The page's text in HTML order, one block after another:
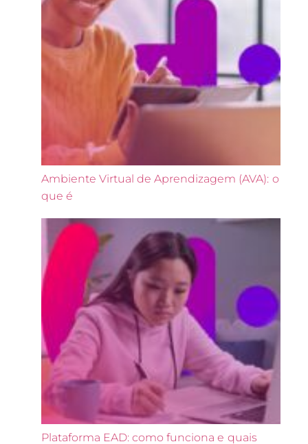
Ambiente Virtual de Aprendizagem (AVA): o
que é
Plataforma EAD: como funciona e quais